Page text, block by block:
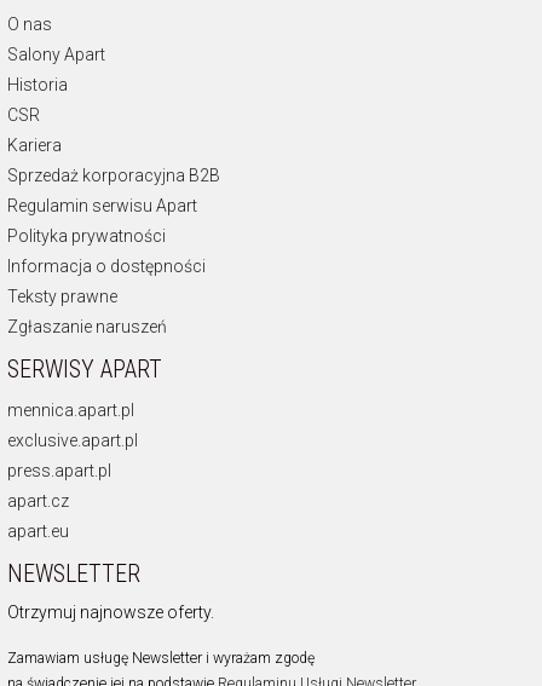
O nas
Salony Apart
Historia
CSR
Kariera
Sprzedaż korporacyjna B2B
Regulamin serwisu Apart
Polityka prywatności
Informacja o dostępności
Teksty prawne
Zgłaszanie naruszeń
SERWISY APART
mennica.apart.pl
exclusive.apart.pl
press.apart.pl
apart.cz
apart.eu
NEWSLETTER
Otrzymuj najnowsze oferty.
Zamawiam usługę Newsletter i wyrażam zgodę